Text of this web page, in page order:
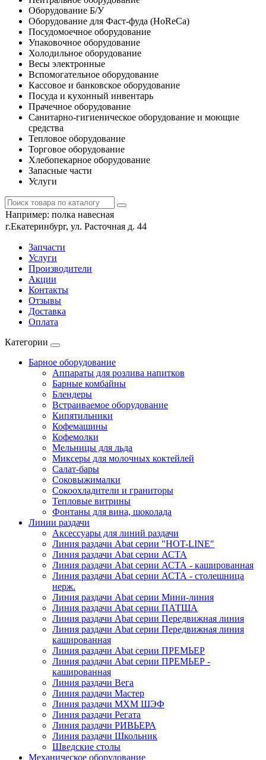
Оборудование Б/У
Оборудование для Фаст-фуда (HoReCa)
Посудомоечное оборудование
Упаковочное оборудование
Холодильное оборудование
Весы электронные
Вспомогательное оборудование
Кассовое и банковское оборудование
Посуда и кухонный инвентарь
Прачечное оборудование
Санитарно-гигиеническое оборудование и моющие
средства
Тепловое оборудование
Торговое оборудование
Хлебопекарное оборудование
Запасные части
Услуги
Например: полка навесная
г.Екатеринбург, ул. Расточная д. 44
Запчасти
Услуги
Производители
Акции
Контакты
Отзывы
Доставка
Оплата
Категории
Барное оборудование
Аппараты для розлива напитков
Барные комбайны
Блендеры
Встраиваемое оборудование
Кипятильники
Кофемашины
Кофемолки
Мельницы для льда
Миксеры для молочных коктейлей
Салат-бары
Соковыжималки
Сокоохладители и граниторы
Тепловые витрины
Фонтаны для вина, шоколада
Линии раздачи
Аксессуары для линий раздачи
Линия раздачи Abat серии "HOT-LINE"
Линия раздачи Abat серии АСТА
Линия раздачи Abat серии АСТА - кашированная
Линия раздачи Abat серии АСТА - столешница
нерж.
Линия раздачи Abat серии Мини-линия
Линия раздачи Abat серии ПАТША
Линия раздачи Abat серии Передвижная линия
Линия раздачи Abat серии Передвижная линия
кашированная
Линия раздачи Abat серии ПРЕМЬЕР
Линия раздачи Abat серии ПРЕМЬЕР -
кашированная
Линия раздачи Вега
Линия раздачи Мастер
Линия раздачи МХМ ШЭФ
Линия раздачи Регата
Линия раздачи РИВЬЕРА
Линия раздачи Школьник
Шведские столы
Механическое оборудование